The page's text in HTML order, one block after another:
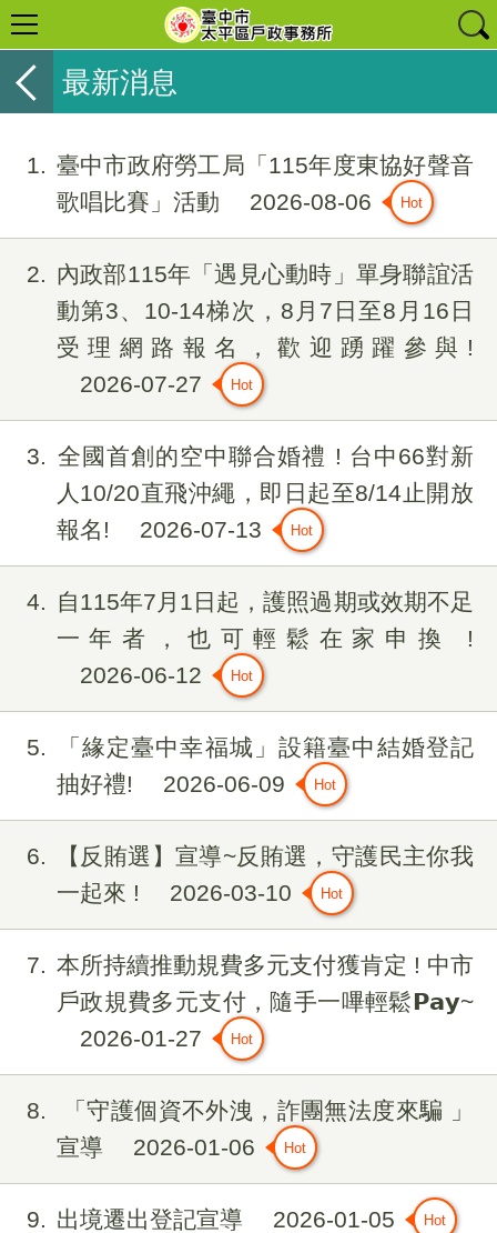
最新消息
1
臺中市政府勞工局「115年度東協好聲音
歌唱比賽」活動
2026-08-06
2
內政部115年「遇見心動時」單身聯誼活
動第3、10-14梯次，8月7日至8月16日
受理網路報名，歡迎踴躍參與!
2026-07-27
3
全國首創的空中聯合婚禮 ! 台中66對新
人10/20直飛沖繩，即日起至8/14止開放
報名!
2026-07-13
4
自115年7月1日起，護照過期或效期不足
一年者，也可輕鬆在家申換 !
2026-06-12
5
「緣定臺中幸福城」設籍臺中結婚登記
抽好禮!
2026-06-09
6
【反賄選】宣導~反賄選，守護民主你我
一起來 !
2026-03-10
7
本所持續推動規費多元支付獲肯定 ! 中市
戶政規費多元支付，隨手一嗶輕鬆𝗣𝗮𝘆~
2026-01-27
8
「守護個資不外洩，詐團無法度來騙 」
宣導
2026-01-06
9 出境遷出登記宣導 2026-01-05